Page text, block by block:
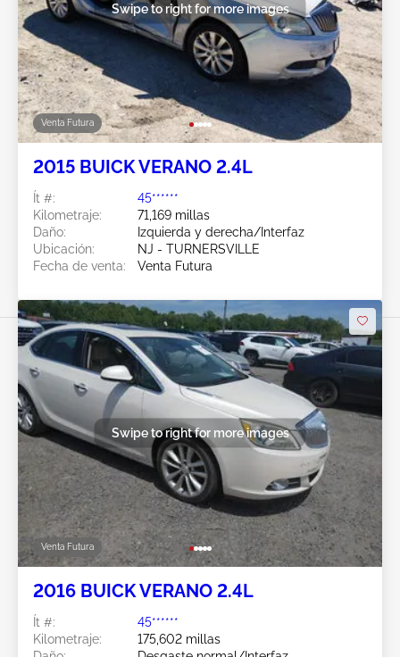
Venta Futura
Swipe to right for more images
2015 BUICK VERANO 2.4L
Ít #:
45******
Kilometraje:
71,169 millas
Daño:
Izquierda y derecha/Interfaz
Ubicación:
NJ - TURNERSVILLE
Fecha de venta:
Venta Futura
Venta Futura
Swipe to right for more images
2016 BUICK VERANO 2.4L
Ít #:
45******
Kilometraje:
175,602 millas